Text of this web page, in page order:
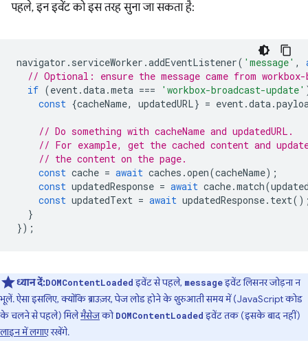
पहले, इन इवेंट को इस तरह सुना जा सकता है:
navigator . serviceWorker .addEventListener( 'message' ,
// Optional: ensure the message came from workbox-
if (event.data.meta === 'workbox-broadcast-update'
const {cacheName, updatedURL} = event.data.
// Do something with cacheName and updatedURL.
// For example, get the cached content and
// the content on the page.
const cache = await caches .open(cacheName);
const updatedResponse = await cache.match(
const updatedText = await updatedResponse. text
}
});
ध्यान दें:DOMContentLoadedइवेंट से पहले, messageइवेंट लिसनर जोड़ना न
भूलें. ऐसा इसलिए, क्योंकि ब्राउज़र, पेज लोड होने के शुरुआती समय में (JavaScript कोड
के चलने से पहले) मिलेमैसेजकोDOMContentLoadedइवेंट तक (इसके बाद नहीं)
लाइन में लगाएरखेंगे.